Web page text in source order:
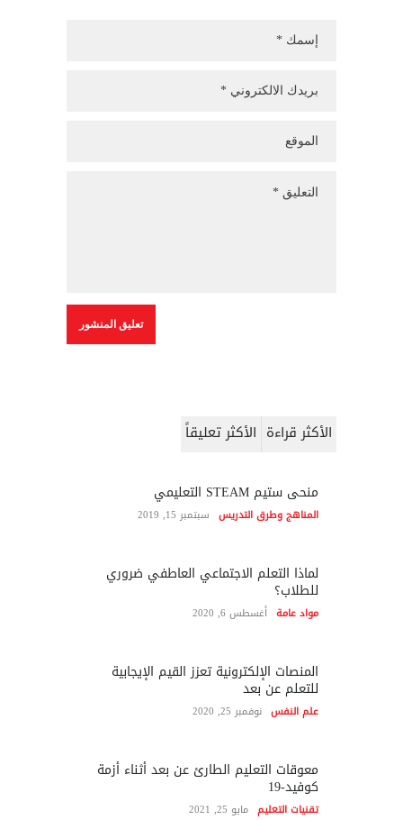
الأكثر قراءة الأكثر تعليقاً
منحى ستيم STEAM التعليمي
المناهج وطرق التدريس سبتمبر 15, 2019
لماذا التعلم الاجتماعي العاطفي ضروري
للطلاب؟
مواد عامة أغسطس 6, 2020
المنصات الإلكترونية تعزز القيم الإيجابية
للتعلم عن بعد
علم النفس نوفمبر 25, 2020
معوقات التعليم الطارئ عن بعد أثناء أزمة
كوفيد-19
تقنيات التعليم مايو 25, 2021